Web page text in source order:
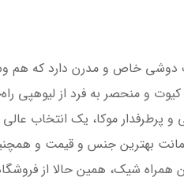
دوشی خاص و مدرن دارد که هم
کیوت و منحصر به فرد از
موکا، یک انتخاب
شیک، همین حالا از